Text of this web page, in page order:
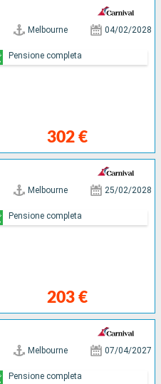
Melbourne 04/02/2028
302 €
Pensione completa
Melbourne 25/02/2028
203 €
Pensione completa
Melbourne 07/04/2027
Pensione completa